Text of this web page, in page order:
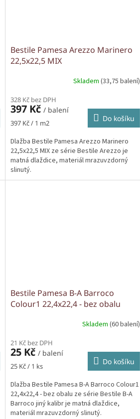
Bestile Pamesa Arezzo Marinero
22,5x22,5 MIX
Skladem (33,75 balení)
328 Kč bez DPH
397 Kč / balení
Měrná
397 Kč / 1 m2 Do košíku
Dlažba Bestile Pamesa Arezzo Marinero
22,5x22,5 MIX ze série Bestile Arezzo je
matná dlaždice, materiál mrazuvzdorný
slinutý.
Bestile Pamesa B-A Barroco
Colour1 22,4x22,4 - bez obalu
Skladem (60 balení)
21 Kč bez DPH
25 Kč / balení
Měrná
25 Kč / 1 ks Do košíku
Dlažba Bestile Pamesa B-A Barroco Colour1
22,4x22,4 - bez obalu ze série Bestile B-A
Barroco jiný kalibr je matná dlaždice,
materiál mrazuvzdorný slinutý.